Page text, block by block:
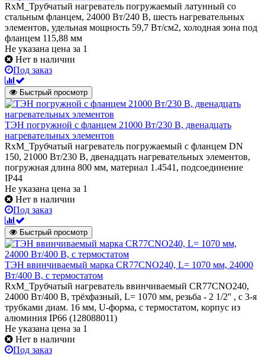
RxM_Трубчатый нагреватель погружаемый латунный со
стальным фланцем, 24000 Вт/240 В, шесть нагревательных
элементов, удельная мощность 59,7 Вт/см2, холодная зона под
фланцем 115,88 мм
Не указана цена за 1
Нет в наличии
Под заказ
Быстрый просмотр
ТЭН погружной с фланцем 21000 Вт/230 В, двенадцать
нагревательных элементов
RxM_Трубчатый нагреватель погружаемый с фланцем DN
150, 21000 Вт/230 В, двенадцать нагревательных элементов,
погружная длина 800 мм, материал 1.4541, подсоединение
IP44
Не указана цена за 1
Нет в наличии
Под заказ
Быстрый просмотр
ТЭН ввинчиваемый марка CR77CNO240, L= 1070 мм, 24000
Вт/400 В, с термостатом
RxM_Трубчатый нагреватель ввинчиваемый CR77CNO240,
24000 Вт/400 В, трёхфазный, L= 1070 мм, резьба - 2 1/2'' , с 3-я
трубками диам. 16 мм, U-форма, с термостатом, корпус из
алюминия IP66 (128088011)
Не указана цена за 1
Нет в наличии
Под заказ